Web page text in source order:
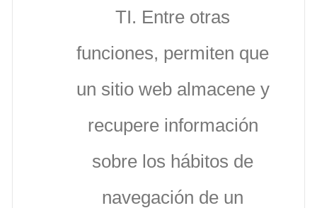
TI. Entre otras
funciones, permiten que
un sitio web almacene y
recupere información
sobre los hábitos de
navegación de un